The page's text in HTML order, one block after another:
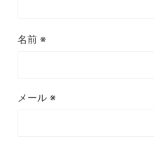
名前 ※
メール ※